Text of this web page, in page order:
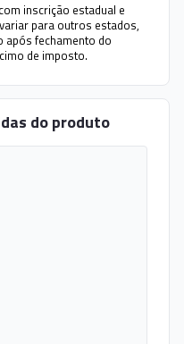
inscrição estadual e
para outros estados,
após fechamento do
de imposto.
do produto